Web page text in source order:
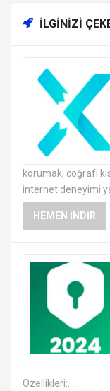
İLGINIZI
korumak, coğrafi
internet deneyimi
HEMEN İNDIR
Özellikleri:...